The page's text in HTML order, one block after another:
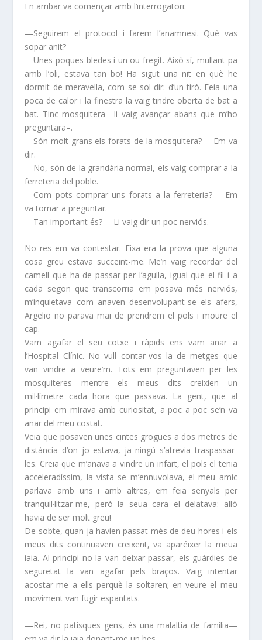
En arribar va començar amb l’interrogatori:
—Seguirem el protocol i farem l’anamnesi. Què vas
sopar anit?
—Unes poques bledes i un ou fregit. Això sí, mullant pa
amb l’oli, estava tan bo! Ha sigut una nit en què he
dormit de meravella, com se sol dir: d’un tiró. Feia una
poca de calor i la finestra la vaig tindre oberta de bat a
bat. Tinc mosquitera –li vaig avançar abans que m’ho
preguntara–.
—Són molt grans els forats de la mosquitera?— Em va
dir.
—No, són de la grandària normal, els vaig comprar a la
ferreteria del poble.
—Com pots comprar uns forats a la ferreteria?— Em
va tornar a preguntar.
—Tan important és?— Li vaig dir un poc nerviós.
No res em va contestar. Eixa era la prova que alguna
cosa greu estava succeint-me. Me’n vaig recordar del
camell que ha de passar per l’agulla, igual que el fil i a
cada segon que transcorria em posava més nerviós,
m’inquietava com anaven desenvolupant-se els afers,
Argelio no parava mai de prendrem el pols i moure el
cap.
Vam agafar el seu cotxe i ràpids ens vam anar a
l’Hospital Clínic. No vull contar-vos la de metges que
van vindre a veure’m. Tots em preguntaven per les
mosquiteres mentre els meus dits creixien un
mil·límetre cada hora que passava. La gent, que al
principi em mirava amb curiositat, a poc a poc se’n va
anar del meu costat.
Veia que posaven unes cintes grogues a dos metres de
distància d’on jo estava, ja ningú s’atrevia traspassar-
les. Creia que m’anava a vindre un infart, el pols el tenia
acceleradíssim, la vista se m’ennuvolava, el meu amic
parlava amb uns i amb altres, em feia senyals per
tranquil·litzar-me, però la seua cara el delatava: allò
havia de ser molt greu!
De sobte, quan ja havien passat més de deu hores i els
meus dits continuaven creixent, va aparéixer la meua
iaia. Al principi no la van deixar passar, els guàrdies de
seguretat la van agafar pels braços. Vaig intentar
acostar-me a ells perquè la soltaren; en veure el meu
moviment van fugir espantats.
—Rei, no patisques gens, és una malaltia de família—